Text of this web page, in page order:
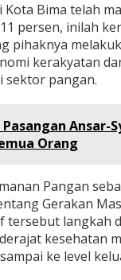
Kota Bima telah
persen, inilah
pihaknya
kerakyatan
sektor pangan.
Ansar-
Orang
Pangan
Gerakan
tersebut langkah
kesehatan
ke level